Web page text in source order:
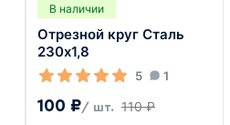
В наличии
Отрезной круг Сталь
230х1,8
5 1
100 ₽/ шт. 110 ₽